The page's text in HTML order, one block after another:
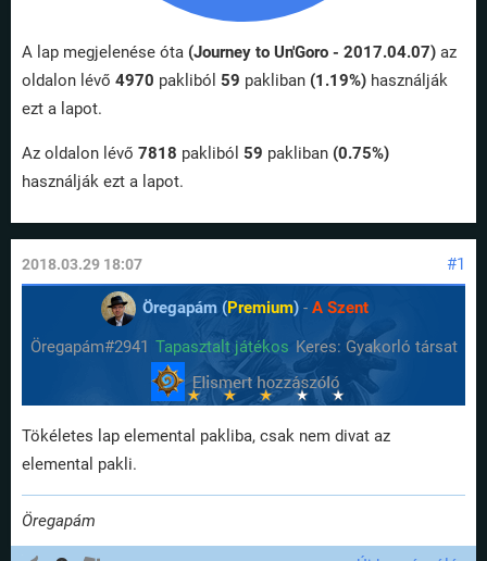
A lap megjelenése óta (Journey to Un'Goro - 2017.04.07) az
oldalon lévő 4970 pakliból 59 pakliban (1.19%) használják
ezt a lapot.
Az oldalon lévő 7818 pakliból 59 pakliban (0.75%)
használják ezt a lapot.
#1
2018.03.29 18:07
Öregapám (Premium)- A Szent
Öregapám#2941 Tapasztalt játékos Keres: Gyakorló társat
Tökéletes lap elemental pakliba, csak nem divat az
elemental pakli.
Öregapám